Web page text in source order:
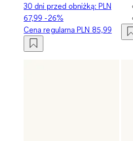
30 dni przed obniżką: PLN
67,99 -26%
Cena regularnaPLN 85,99